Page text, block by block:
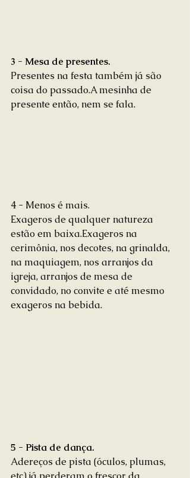
3 - Mesa de presentes.
Presentes na festa também já são
coisa do passado.A mesinha de
presente então, nem se fala.
4 - Menos é mais.
Exageros de qualquer natureza
estão em baixa.Exageros na
cerimônia, nos decotes, na grinalda,
na maquiagem, nos arranjos da
igreja, arranjos de mesa de
convidado, no convite e até mesmo
exageros na bebida.
5 - Pista de dança.
Adereços de pista (óculos, plumas,